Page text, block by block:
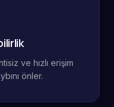
ve hızlı erişim
önler.